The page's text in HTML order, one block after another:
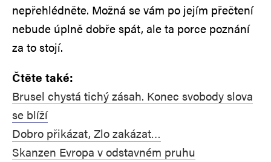
nepřehlédněte. Možná se vám po jejím přečtení
nebude úplně dobře spát, ale ta porce poznání
za to stojí.
Čtěte také:
Brusel chystá tichý zásah. Konec svobody slova
se blíží
Dobro přikázat, Zlo zakázat…
Skanzen Evropa v odstavném pruhu